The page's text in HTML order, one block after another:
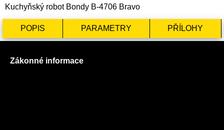
Kuchyňský robot Bondy B-4706 Bravo
POPIS PARAMETRY PŘÍLOHY
Zákonné informace